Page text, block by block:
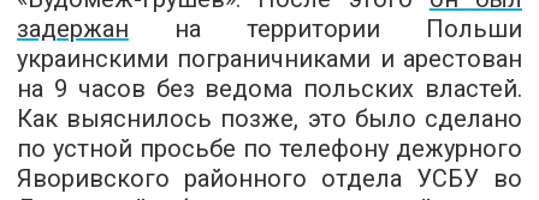
задержан на территории Польши
украинскими пограничниками и арестован
на 9 часов без ведома польских властей.
Как выяснилось позже, это было сделано
по устной просьбе по телефону дежурного
Яворивского районного отдела УСБУ во